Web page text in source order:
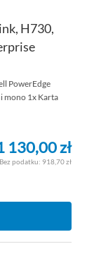
H730,
PowerEdge
mono 1x Karta
130,00 zł
918,70 zł